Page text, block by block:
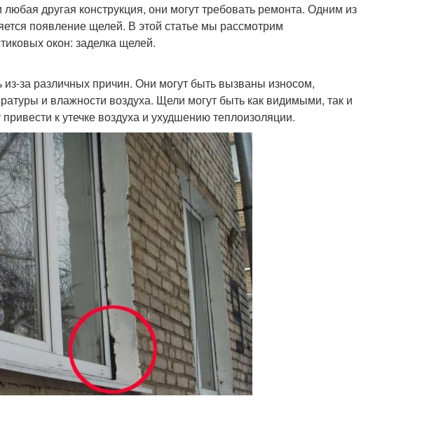
другая конструкция, они могут требовать ремонта. Одним из
появление щелей. В этой статье мы рассмотрим
окон: заделка щелей.
за различных причин. Они могут быть вызваны износом,
и влажности воздуха. Щели могут быть как видимыми, так и
к утечке воздуха и ухудшению теплоизоляции.